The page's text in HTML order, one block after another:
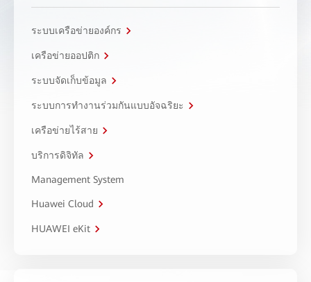
ระบบเครือข่ายองค์กร
เครือข่ายออปติก
ระบบจัดเก็บข้อมูล
ระบบการทำงานร่วมกันแบบอัจฉริยะ
เครือข่ายไร้สาย
บริการดิจิทัล
Management System
Huawei Cloud
HUAWEI eKit